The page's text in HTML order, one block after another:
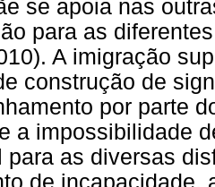
se apoia nas
para as
A imigração
construção de
por parte
a impossibilidade
para as diversas